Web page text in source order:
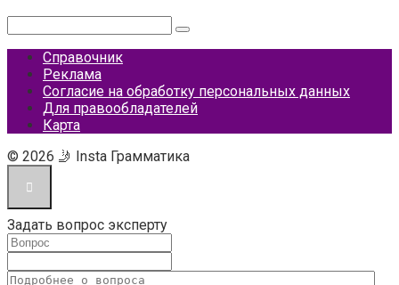
Справочник
Реклама
Согласие на обработку персональных данных
Для правообладателей
Карта
© 2026 🤳 Insta Грамматика
Задать вопрос эксперту